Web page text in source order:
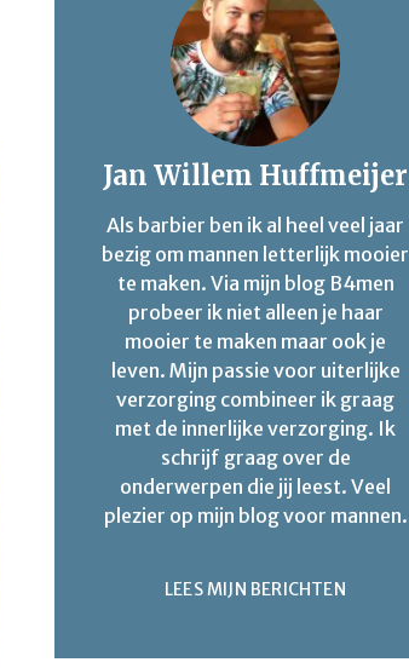
Jan Willem Huffmeijer
Als barbier ben ik al heel veel jaar
bezig om mannen letterlijk mooier
te maken. Via mijn blog B4men
probeer ik niet alleen je haar
mooier te maken maar ook je
leven. Mijn passie voor uiterlijke
verzorging combineer ik graag
met de innerlijke verzorging. Ik
schrijf graag over de
onderwerpen die jij leest. Veel
plezier op mijn blog voor mannen.
LEES MIJN BERICHTEN